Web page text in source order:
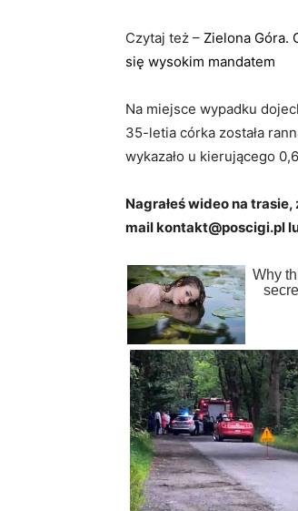
Czytaj też – Zielona Góra.
się wysokim mandatem
Na miejsce wypadku
35-letia córka została
wykazało u kierującego
Nagrałeś wideo na
mail kontakt@poscigi.pl